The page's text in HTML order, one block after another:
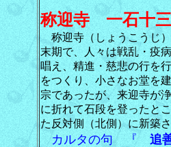
称迎寺 一石十
称迎寺（しょうこうじ）
末期で、人々は戦乱・疫
唱え、精進・慈悲の行を
をつくり、小さなお堂を
宗であったが、来迎寺が
に折れて石段を登ったと
た反対側（北側）に新築
カルタの句 『追